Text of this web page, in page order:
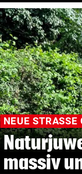
NEUE STRASSE
massiv